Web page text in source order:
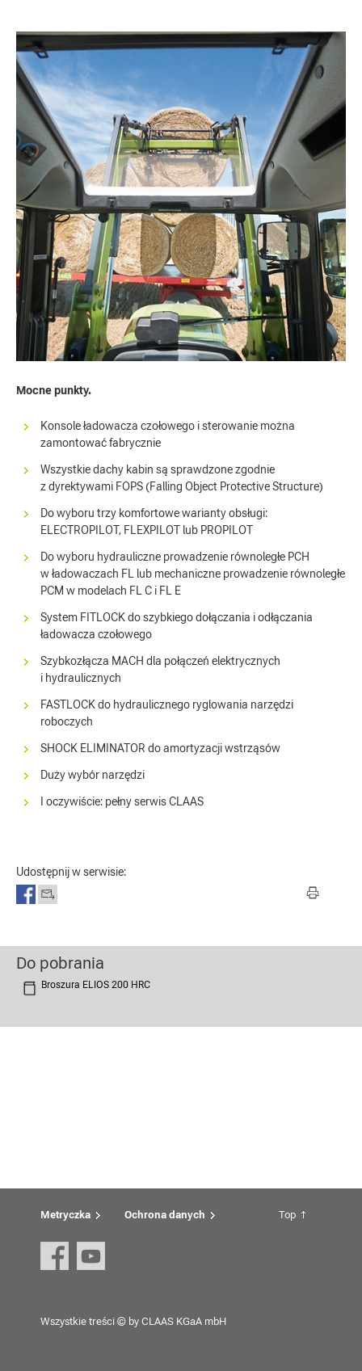
Mocne punkty.
Konsole ładowacza czołowego i sterowanie można
zamontować fabrycznie
Wszystkie dachy kabin są sprawdzone zgodnie
z dyrektywami FOPS (Falling Object Protective Structure)
Do wyboru trzy komfortowe warianty obsługi:
ELECTROPILOT, FLEXPILOT lub PROPILOT
Do wyboru hydrauliczne prowadzenie równoległe PCH
w ładowaczach FL lub mechaniczne prowadzenie równoległe
PCM w modelach FL C i FL E
System FITLOCK do szybkiego dołączania i odłączania
ładowacza czołowego
Szybkozłącza MACH dla połączeń elektrycznych
i hydraulicznych
FASTLOCK do hydraulicznego ryglowania narzędzi
roboczych
SHOCK ELIMINATOR do amortyzacji wstrząsów
Duży wybór narzędzi
I oczywiście: pełny serwis CLAAS
Udostępnij w serwisie:
Do pobrania
Broszura ELIOS 200 HRC
Metryczka Ochrona danych Top
Wszystkie treści © by CLAAS KGaA mbH